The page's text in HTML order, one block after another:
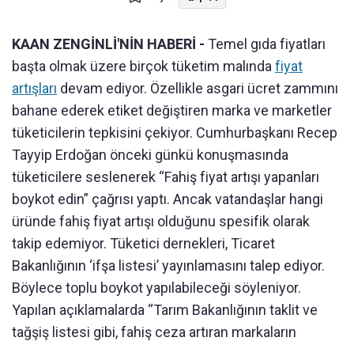
KAAN ZENGİNLİ'NİN HABERİ - Temel gıda fiyatları
başta olmak üzere birçok tüketim malında fiyat
artışları devam ediyor. Özellikle asgari ücret zammını
bahane ederek etiket değiştiren marka ve marketler
tüketicilerin tepkisini çekiyor. Cumhurbaşkanı Recep
Tayyip Erdoğan önceki günkü konuşmasında
tüketicilere seslenerek “Fahiş fiyat artışı yapanları
boykot edin” çağrısı yaptı. Ancak vatandaşlar hangi
üründe fahiş fiyat artışı olduğunu spesifik olarak
takip edemiyor. Tüketici dernekleri, Ticaret
Bakanlığının ‘ifşa listesi’ yayınlamasını talep ediyor.
Böylece toplu boykot yapılabileceği söyleniyor.
Yapılan açıklamalarda “Tarım Bakanlığının taklit ve
tağşiş listesi gibi, fahiş ceza artıran markaların